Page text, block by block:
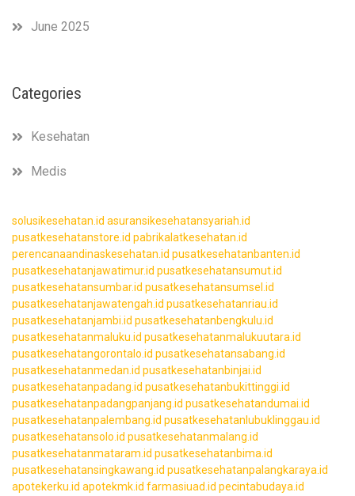
June 2025
Categories
Kesehatan
Medis
solusikesehatan.id asuransikesehatansyariah.id
pusatkesehatanstore.id pabrikalatkesehatan.id
perencanaandinaskesehatan.id pusatkesehatanbanten.id
pusatkesehatanjawatimur.id pusatkesehatansumut.id
pusatkesehatansumbar.id pusatkesehatansumsel.id
pusatkesehatanjawatengah.id pusatkesehatanriau.id
pusatkesehatanjambi.id pusatkesehatanbengkulu.id
pusatkesehatanmaluku.id pusatkesehatanmalukuutara.id
pusatkesehatangorontalo.id pusatkesehatansabang.id
pusatkesehatanmedan.id pusatkesehatanbinjai.id
pusatkesehatanpadang.id pusatkesehatanbukittinggi.id
pusatkesehatanpadangpanjang.id pusatkesehatandumai.id
pusatkesehatanpalembang.id pusatkesehatanlubuklinggau.id
pusatkesehatansolo.id pusatkesehatanmalang.id
pusatkesehatanmataram.id pusatkesehatanbima.id
pusatkesehatansingkawang.id pusatkesehatanpalangkaraya.id
apotekerku.id apotekmk.id farmasiuad.id pecintabudaya.id